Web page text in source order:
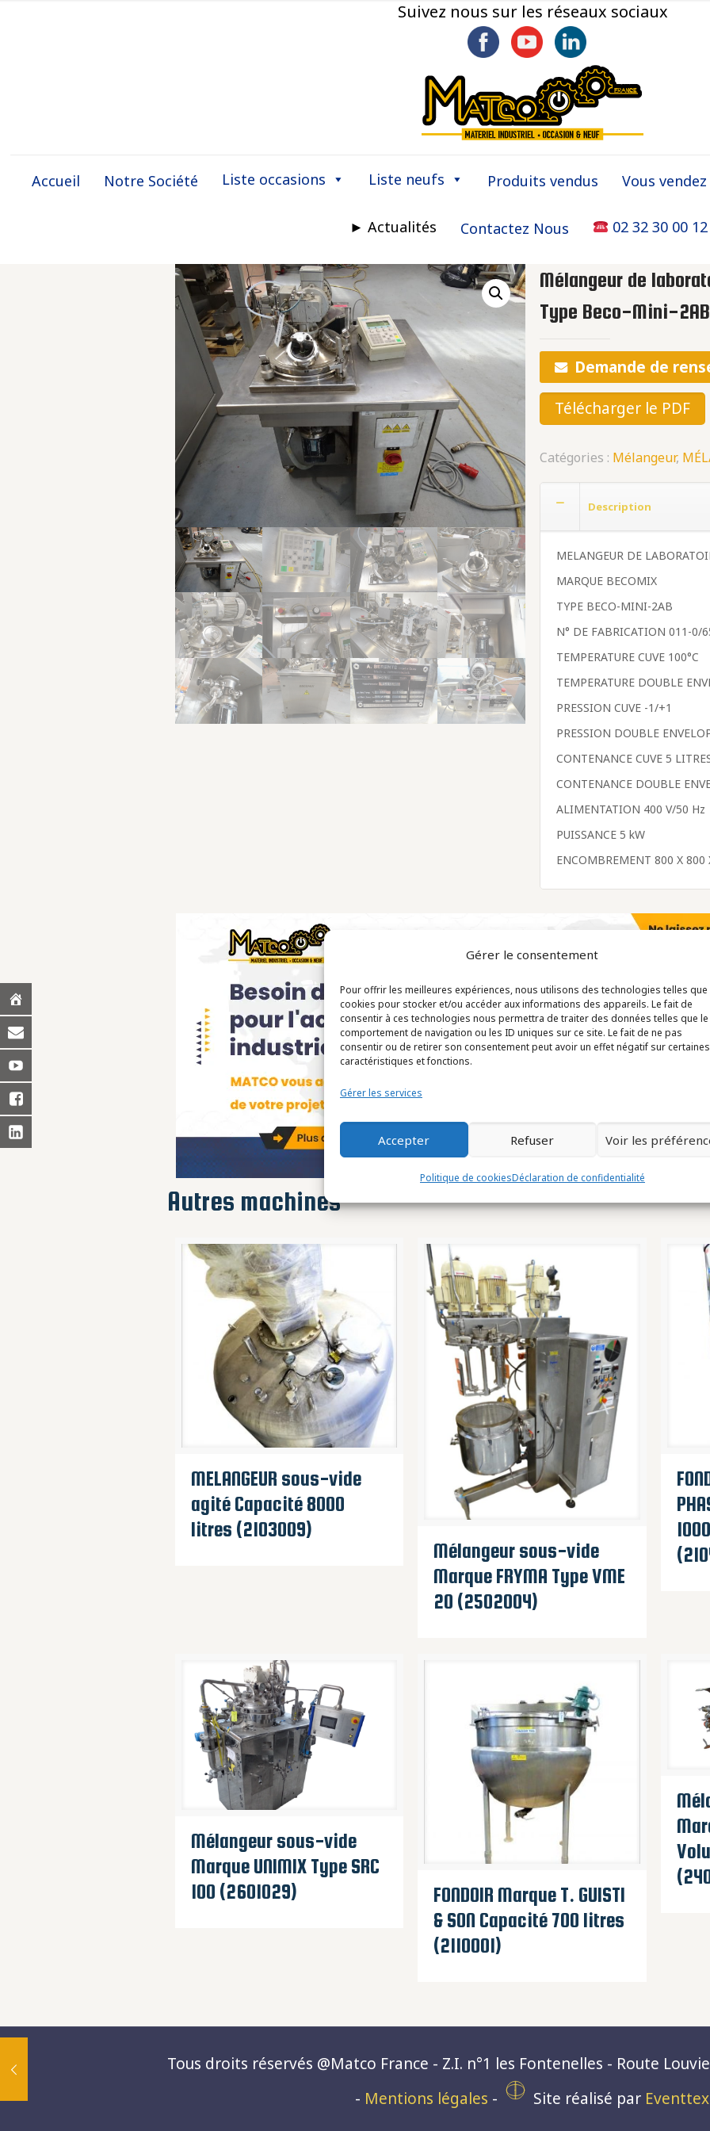
Gérer le consentement
Pour offrir les meilleures expériences, nous utilisons des technologies telles que
cookies pour stocker et/ou accéder aux informations des appareils. Le fait de
consentir à ces technologies nous permettra de traiter des données telles que le
comportement de navigation ou les ID uniques sur ce site. Le fait de ne pas
consentir ou de retirer son consentement peut avoir un effet négatif sur certaines
caractéristiques et fonctions.
Gérer les services
Accepter Refuser Voir les
Politique de cookiesDéclaration de confidentialité
Suivez nous sur les réseaux sociaux
Accueil Notre Société Liste occasions Liste neufs Produits vendus Vous vendez
► Actualités Contactez Nous 02 32 30 00 12
Mélangeur de
Type Beco-Mini-2AB
Demande de
Télécharger le PDF
Catégories : Mélangeur,
Description
MELANGEUR DE
MARQUE BECOMIX
TYPE BECO-MINI-2AB
N° DE FABRICATION 011-0/
TEMPERATURE CUVE 100°C
TEMPERATURE DOUBLE
PRESSION CUVE -1/+1
PRESSION DOUBLE
CONTENANCE CUVE 5
CONTENANCE DOUBLE
ALIMENTATION 400 V/50 Hz
PUISSANCE 5 kW
ENCOMBREMENT 800 X
Autres machines
MELANGEUR sous-vide
agité Capacité 8000
litres (2103009)
Mélangeur sous-vide
Marque FRYMA Type VME
20 (2502004)
Mélangeur sous-vide
Marque UNIMIX Type SRC
100 (2601029)
FONDOIR Marque T. GUISTI
& SON Capacité 700 litres
(2110001)
Tous droits réservés @Matco France - Z.I. n°1 les Fontenelles - Route
- Mentions légales - Site réalisé par Eventtex